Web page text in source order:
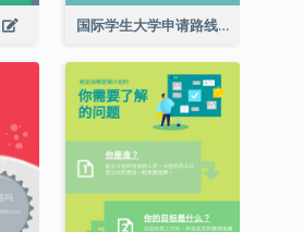
国际学生大学申请路线图